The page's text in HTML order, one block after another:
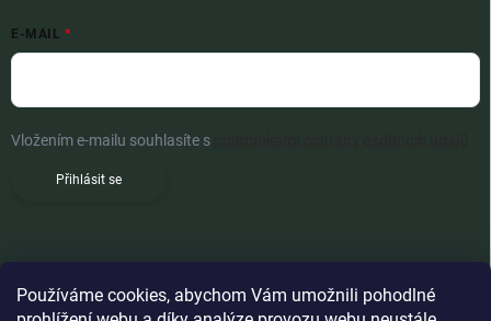
Používáme cookies, abychom Vám umožnili pohodlné
E-MAIL
Vložením e-mailu souhlasíte s
Přihlásit se